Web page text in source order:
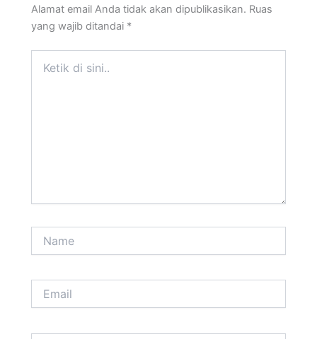
Alamat email Anda tidak akan dipublikasikan. Ruas
yang wajib ditandai *